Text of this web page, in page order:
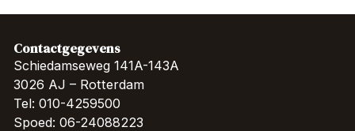
Contactgegevens
Schiedamseweg 141A-143A
3026 AJ – Rotterdam
Tel: 010-4259500
Spoed: 06-24088223